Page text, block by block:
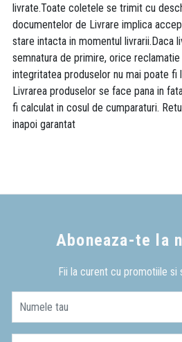
livrate.Toate coletele se trimit cu
documentelor de Livrare implica
stare intacta in momentul livrarii.Daca
semnatura de primire, orice
integritatea produselor nu mai poate fi
Livrarea produselor se face pana in
fi calculat in cosul de cumparaturi.
inapoi garantat
Aboneaza-te la
Fii la curent cu promotiile si
Numele tau